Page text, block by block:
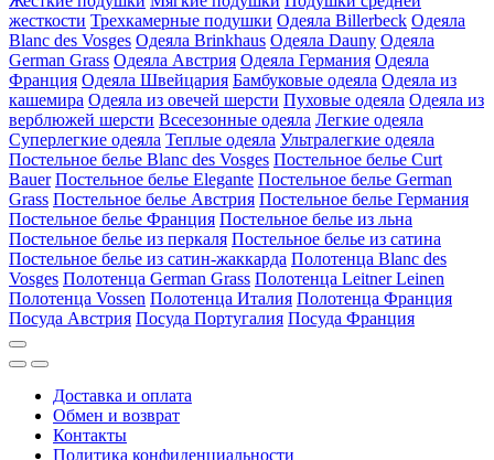
жесткости Трехкамерные подушки Одеяла Billerbeck Одеяла
Blanc des Vosges Одеяла Brinkhaus Одеяла Dauny Одеяла
German Grass Одеяла Австрия Одеяла Германия Одеяла
Франция Одеяла Швейцария Бамбуковые одеяла Одеяла из
кашемира Одеяла из овечей шерсти Пуховые одеяла Одеяла из
верблюжей шерсти Всесезонные одеяла Легкие одеяла
Суперлегкие одеяла Теплые одеяла Ультралегкие одеяла
Постельное белье Blanc des Vosges Постельное белье Curt
Bauer Постельное белье Elegante Постельное белье German
Grass Постельное белье Австрия Постельное белье Германия
Постельное белье Франция Постельное белье из льна
Постельное белье из перкаля Постельное белье из сатина
Постельное белье из сатин-жаккарда Полотенца Blanc des
Vosges Полотенца German Grass Полотенца Leitner Leinen
Полотенца Vossen Полотенца Италия Полотенца Франция
Посуда Австрия Посуда Португалия Посуда Франция
Доставка и оплата
Обмен и возврат
Контакты
Политика конфиденциальности